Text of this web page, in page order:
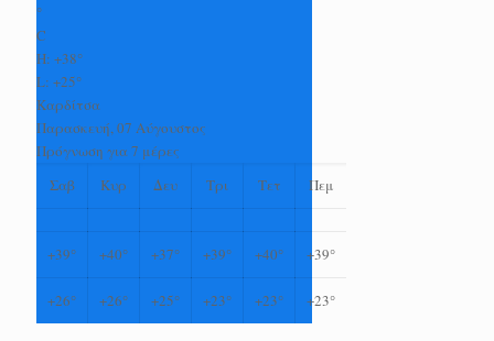
°
C
H: +38°
L: +25°
Καρδίτσα
Παρασκευή, 07 Αύγουστος
Πρόγνωση για 7 μέρες
Σαβ
Κυρ Δευ Τρι Τετ Πεμ
+39° +40° +37° +39° +40° +39°
+26° +26° +25° +23° +23° +23°